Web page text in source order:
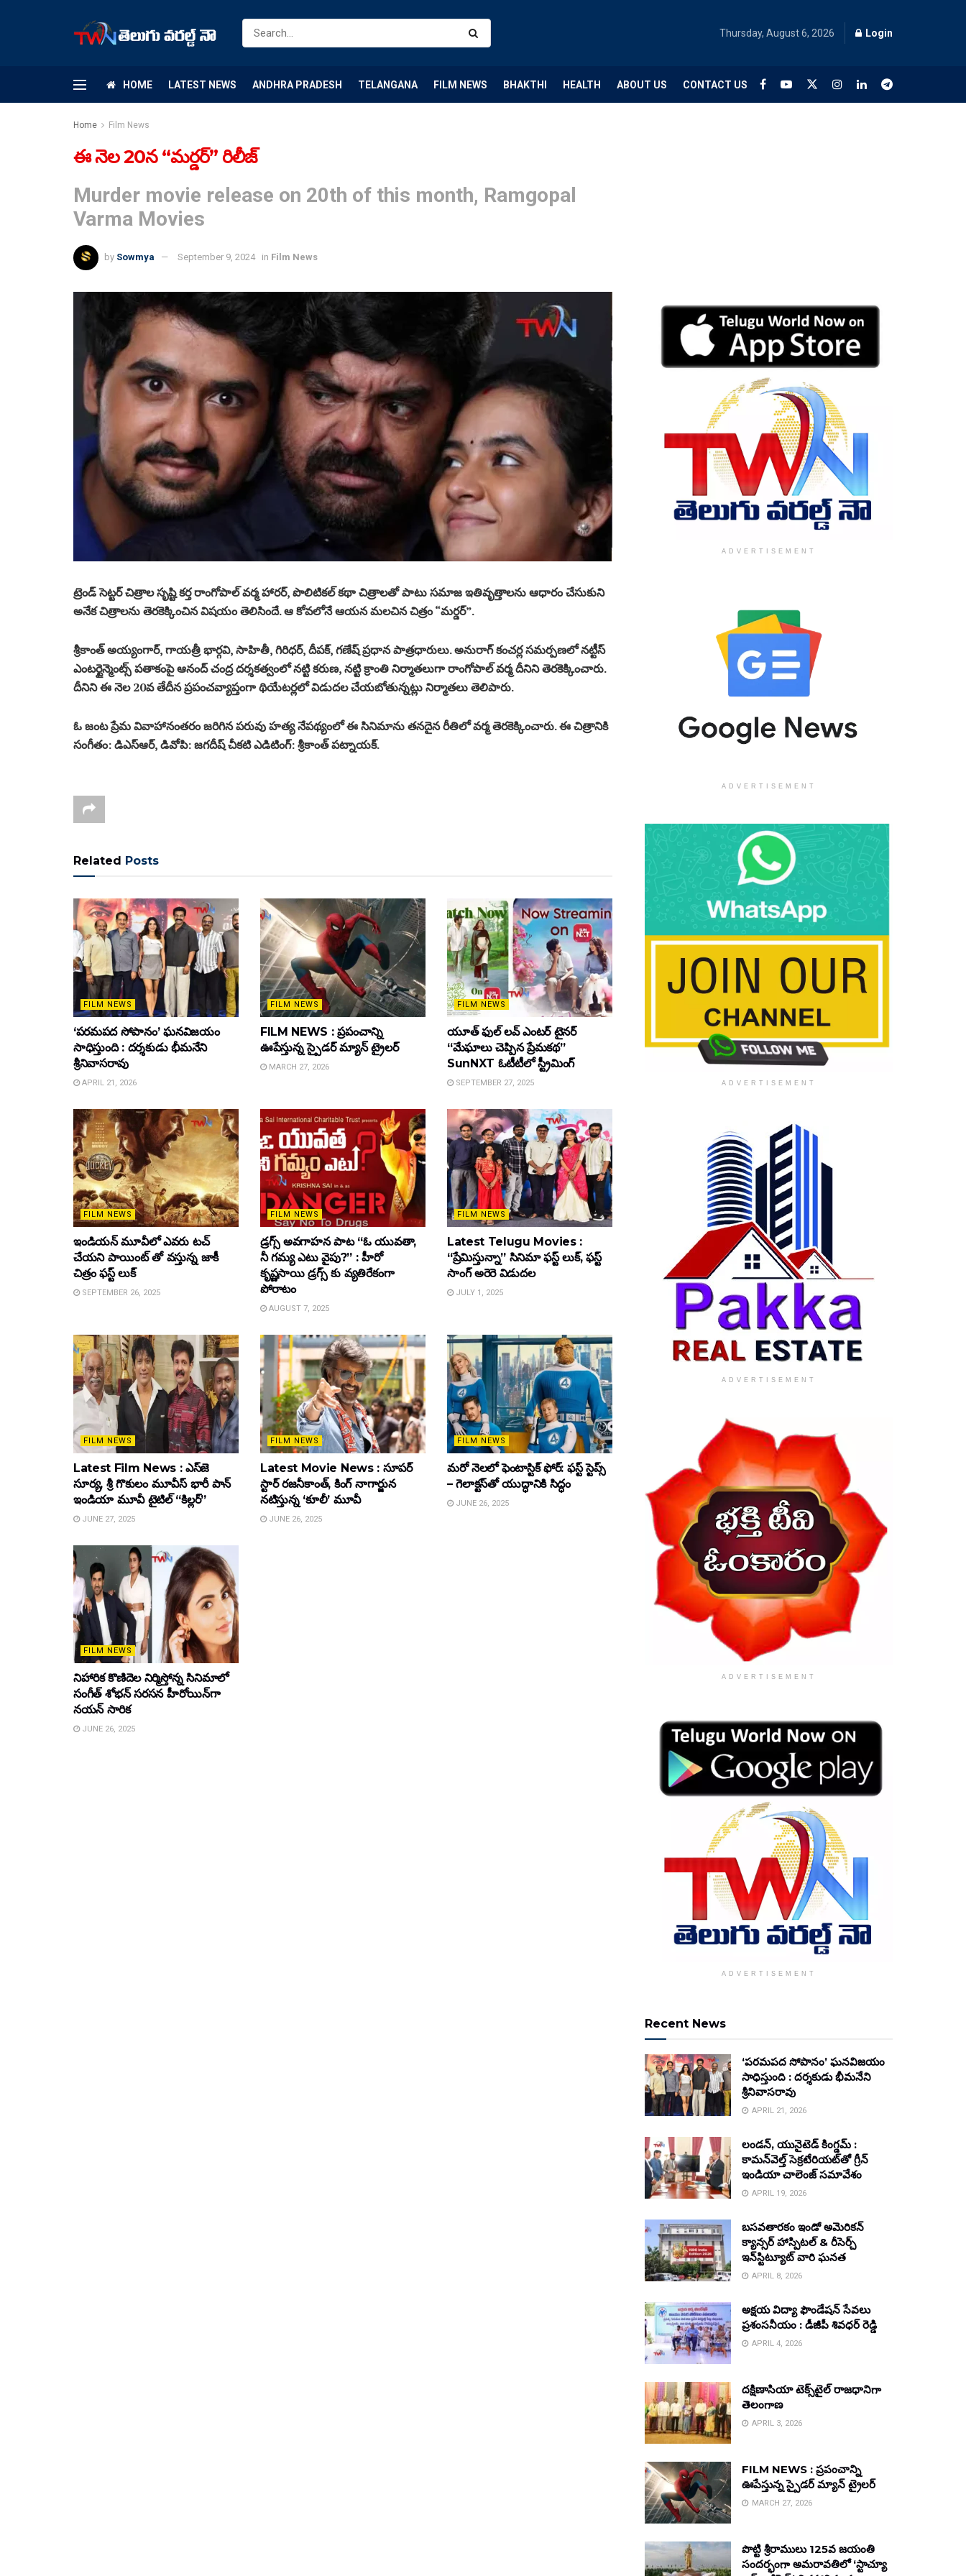
Thursday, August 6, 2026 Login
HOME LATEST NEWS ANDHRA PRADESH TELANGANA FILM NEWS BHAKTHI HEALTH ABOUT US CONTACT US
Home Film News
ఈ నెల 20న “మర్డర్” రిలీజ్
Murder movie release on 20th of this month, Ramgopal
Varma Movies
by Sowmya September 9, 2024 in Film News
ట్రెండ్ సెట్టర్ చిత్రాల సృష్టి కర్త రాంగోపాల్ వర్మ హారర్, పొలిటికల్ కథా చిత్రాలతో పాటు సమాజ ఇతివృత్తాలను ఆధారం చేసుకుని
అనేక చిత్రాలను తెరకెక్కించిన విషయం తెలిసిందే. ఆ కోవలోనే ఆయన మలచిన చిత్రం “మర్డర్”.
శ్రీకాంత్ అయ్యంగార్, గాయత్రీ భార్గవి, సాహితీ, గిరిధర్, దీపక్, గణేష్ ప్రధాన పాత్రధారులు. అనురాగ్ కంచర్ల సమర్పణలో నట్టీస్
ఎంటర్టైన్మెంట్స్ పతాకంపై ఆనంద్ చంద్ర దర్శకత్వంలో నట్టి కరుణ, నట్టి క్రాంతి నిర్మాతలుగా రాంగోపాల్ వర్మ దీనిని తెరకెక్కించారు.
దీనిని ఈ నెల 20వ తేదీన ప్రపంచవ్యాప్తంగా థియేటర్లలో విడుదల చేయబోతున్నట్లు నిర్మాతలు తెలిపారు.
ఓ జంట ప్రేమ వివాహానంతరం జరిగిన పరువు హత్య నేపథ్యంలో ఈ సినిమాను తనదైన రీతిలో వర్మ తెరకెక్కించారు. ఈ చిత్రానికి
సంగీతం: డిఎస్ఆర్, డివోపి: జగదీష్ చీకటి ఎడిటింగ్: శ్రీకాంత్ పట్నాయక్.
Related Posts
FILM NEWS
‘పరమపద సోపానం’ ఘనవిజయం
సాధిస్తుంది : దర్శకుడు భీమనేని
శ్రీనివాసరావు
APRIL 21, 2026
FILM NEWS
FILM NEWS : ప్రపంచాన్ని
ఊపేస్తున్న స్పైడర్ మ్యాన్ ట్రైలర్
MARCH 27, 2026
FILM NEWS
యూత్ ఫుల్ లవ్ ఎంటర్ టైనర్
“మేఘాలు చెప్పిన ప్రేమకథ”
SunNXT ఓటీటీలో స్ట్రీమింగ్
SEPTEMBER 27, 2025
FILM NEWS
ఇండియన్ మూవీలో ఎవరు టచ్
చేయని పాయింట్ తో వస్తున్న జాకీ
చిత్రం ఫస్ట్ లుక్
SEPTEMBER 26, 2025
FILM NEWS
డ్రగ్స్ అవగాహన పాట “ఓ యువతా,
నీ గమ్య ఎటు వైపు?” : హీరో
కృష్ణసాయి డ్రగ్స్ కు వ్యతిరేకంగా
పోరాటం
AUGUST 7, 2025
FILM NEWS
Latest Telugu Movies :
“ప్రేమిస్తున్నా” సినిమా ఫస్ట్ లుక్, ఫస్ట్
సాంగ్ అరెరె విడుదల
JULY 1, 2025
FILM NEWS
Latest Film News : ఎస్‌జె
సూర్య, శ్రీ గొకులం మూవీస్‌ భారీ పాన్‌
ఇండియా మూవీ టైటిల్ “కిల్లర్”
JUNE 27, 2025
FILM NEWS
Latest Movie News : సూపర్
స్టార్ రజనీకాంత్, కింగ్ నాగార్జున
నటిస్తున్న ‘కూలీ’ మూవీ
JUNE 26, 2025
FILM NEWS
మరో నెలలో ఫెంటాస్టిక్ ఫోర్: ఫస్ట్ స్టెప్స్
– గెలాక్టస్‌తో యుద్ధానికి సిద్ధం
JUNE 26, 2025
FILM NEWS
నిహారిక కొణిదెల నిర్మిస్తోన్న సినిమాలో
సంగీత్ శోభన్ సరసన హీరోయిన్‌గా
నయన్ సారిక
JUNE 26, 2025
ADVERTISEMENT
ADVERTISEMENT
ADVERTISEMENT
ADVERTISEMENT
ADVERTISEMENT
ADVERTISEMENT
Recent News
‘పరమపద సోపానం’ ఘనవిజయం
సాధిస్తుంది : దర్శకుడు భీమనేని
శ్రీనివాసరావు
APRIL 21, 2026
లండన్, యునైటెడ్ కింగ్డమ్ :
కామన్‌వెల్త్ సెక్రటేరియట్‌తో గ్రీన్
ఇండియా చాలెంజ్ సమావేశం
APRIL 19, 2026
బసవతారకం ఇండో అమెరికన్
క్యాన్సర్ హాస్పిటల్ & రీసెర్చ్
ఇన్‌స్టిట్యూట్ వారి ఘనత
APRIL 8, 2026
అక్షయ విద్యా ఫౌండేషన్ సేవలు
ప్రశంసనీయం : డీజీపీ శివధర్ రెడ్డి
APRIL 4, 2026
దక్షిణాసియా టెక్స్‌టైల్ రాజధానిగా
తెలంగాణ
APRIL 3, 2026
FILM NEWS : ప్రపంచాన్ని
ఊపేస్తున్న స్పైడర్ మ్యాన్ ట్రైలర్
MARCH 27, 2026
పొట్టి శ్రీరాములు 125వ జయంతి
సందర్భంగా అమరావతిలో ‘స్టాచ్యూ